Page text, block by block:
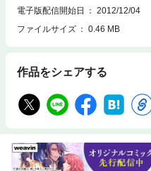
電子版配信開始日
2012/12/04
ファイルサイズ
0.46 MB
作品をシェアする